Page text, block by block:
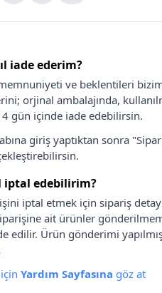
iade ederim?
ve beklentileri
orjinal ambalajında,
gün içinde iade edebilirsin.
giriş yaptıktan sonra
iptal edebilirim?
iptal etmek için sipariş
ait ürünler
edilir. Ürün gönderimi
Yardım Sayfasına göz at